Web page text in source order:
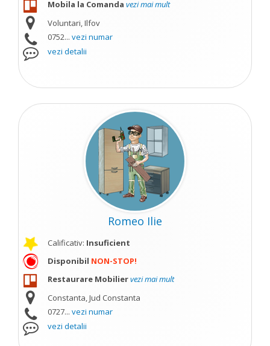
Mobila la Comanda vezi mai mult
Voluntari, Ilfov
0752... vezi numar
vezi detalii
Romeo Ilie
Calificativ: Insuficient
Disponibil NON-STOP!
Restaurare Mobiliervezi mai mult
Constanta, Jud Constanta
0727... vezi numar
vezi detalii